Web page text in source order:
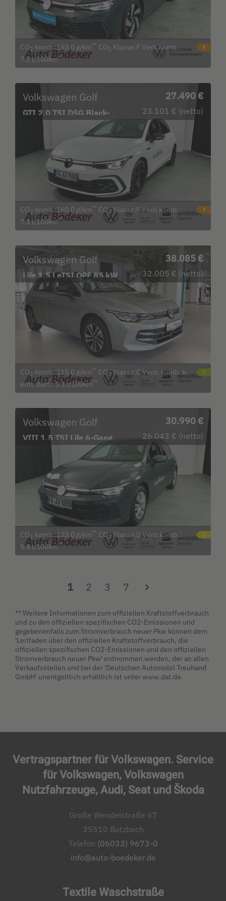
CO2 komb.:163.0 g/km** CO2 Klasse:F Verb.komb.:
7.2 l/100km**
Volkswagen Golf
GTI 2.0 TSI DSG Black-
Style Bluetooth Navi
27.490 €
23.101 € (netto)
CO2 komb.:160.0 g/km** CO2Klasse:F Verb.komb.:
7.1 l/100km**
Volkswagen Golf
Life 1.5 l eTSI OPF 85 kW
(116 PS) Navi LED
38.085 €
32.005 € (netto)
CO2 komb.:115.0 g/km** CO2Klasse:C Verb. komb. b.
entl. Batt.: 5.1 l/100km**
Volkswagen Golf
VIII 1.5 TSI Life 6-Gang
Bluetooth Navi LED
30.990 €
26.043 € (netto)
CO2 komb.:123.0 g/km** CO2Klasse:D Verb.komb.:
5.4 l/100km**
1 2 3 7
** Weitere Informationen zum offiziellen Kraftstoffverbrauch
und zu den offiziellen spezifischen CO2-Emissionen und
gegebenenfalls zum Stromverbrauch neuer Pkw können dem
'Leitfaden über den offiziellen Kraftstoffverbrauch, die
offiziellen spezifischen CO2-Emissionen und den offiziellen
Stromverbrauch neuer Pkw' entnommen werden, der an allen
Verkaufsstellen und bei der 'Deutschen Automobil Treuhand
GmbH' unentgeltlich erhältlich ist unter www.dat.de.
Vertragspartner für Volkswagen. Service
für Volkswagen, Volkswagen
Nutzfahrzeuge, Audi, Seat und Škoda
Große Wendelstraße 67
35510 Butzbach
Telefon (06033) 9673-0
info@auto-boedeker.de
Textile Waschstraße